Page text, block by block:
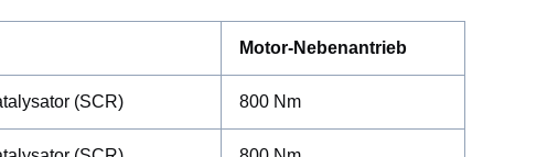
Motor-Nebenantrieb
(SCR) 800 Nm